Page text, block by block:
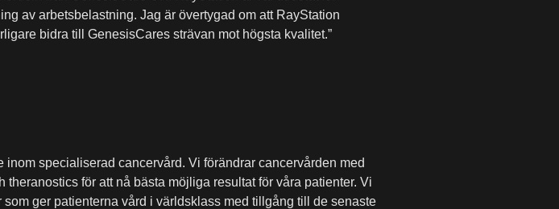
av arbetsbelastning. Jag är övertygad om att RayStation
bidra till GenesisCares strävan mot högsta kvalitet.”
specialiserad cancervård. Vi förändrar cancervården med
för att nå bästa möjliga resultat för våra patienter. Vi
ger patienterna vård i världsklass med tillgång till de senaste